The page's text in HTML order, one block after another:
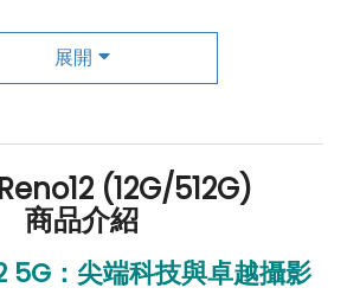
除了可以「消費集點兌換商品」，每半
配件購物金」，每年再送「VIP生日
展開
(12G/512G)
商品介紹
5G： 尖端科技與卓越攝影